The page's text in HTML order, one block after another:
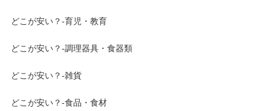
どこが安い？-育児・教育
どこが安い？-調理器具・食器類
どこが安い？-雑貨
どこが安い？-食品・食材